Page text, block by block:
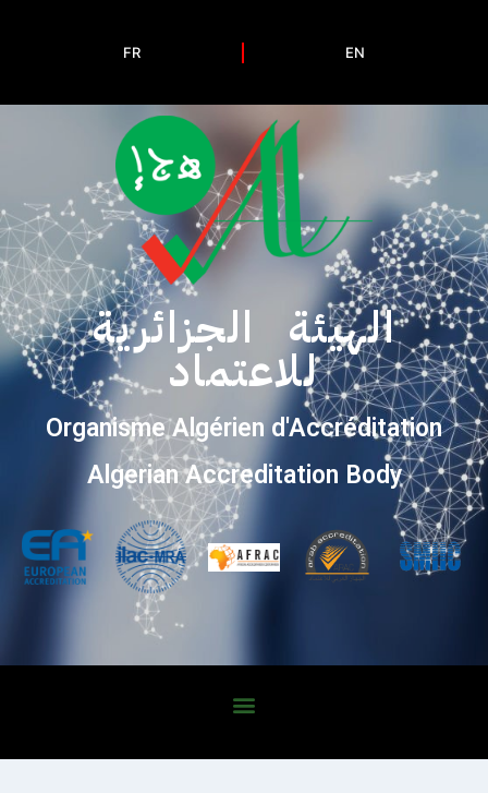
FR EN
الهيئة الجزائرية
للاعتماد
Organisme Algérien d'Accréditation
Algerian Accreditation Body